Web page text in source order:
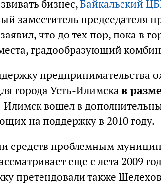
бизнес,Байкальский
заместитель председателя
заявил, что до тех пор, пока в
градообразующий
предпринимательства
города Усть-Илимска в
Илимск вошел в
на поддержку в 2010 году.
средств проблемным
еще с лета 2009
претендовали также